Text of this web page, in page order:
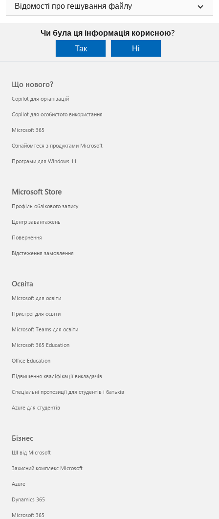
Відомості про гешування файлу
Чи була ця інформація корисною?
Так
Ні
Що нового?
Copilot для організацій
Copilot для особистого використання
Microsoft 365
Ознайомтеся з продуктами Microsoft
Програми для Windows 11
Microsoft Store
Профіль облікового запису
Центр завантажень
Повернення
Відстеження замовлення
Освіта
Microsoft для освіти
Пристрої для освіти
Microsoft Teams для освіти
Microsoft 365 Education
Office Education
Підвищення кваліфікації викладачів
Спеціальні пропозиції для студентів і батьків
Azure для студентів
Бізнес
ШІ від Microsoft
Захисний комплекс Microsoft
Azure
Dynamics 365
Microsoft 365